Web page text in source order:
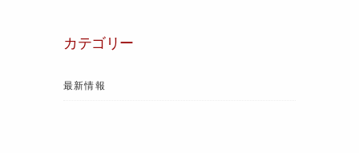
カテゴリー
最新情報